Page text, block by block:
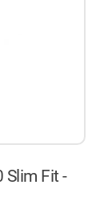
Slim Fit -